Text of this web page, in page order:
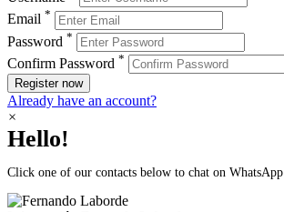
Email *
Password *
Confirm Password *
Register now
Already have an account?
×
Hello!
Click one of our contacts below to chat on WhatsApp